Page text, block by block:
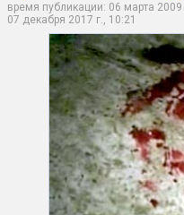
время публикации: 06 марта
07 декабря 2017 г., 10:21